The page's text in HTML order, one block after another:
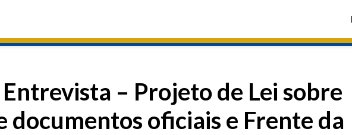
– Projeto de Lei sobre
documentos oficiais e Frente da